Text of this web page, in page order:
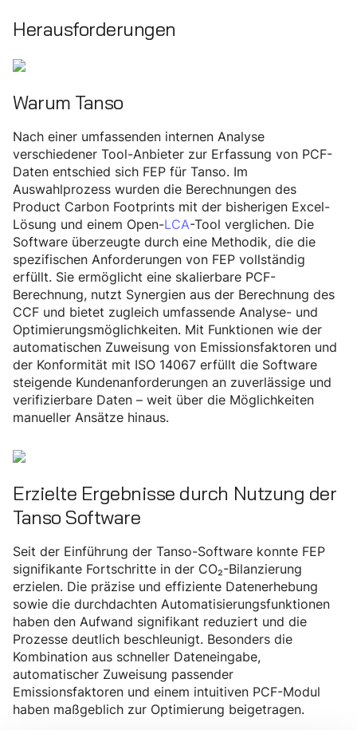
Herausforderungen
Warum Tanso
Nach einer umfassenden internen Analyse
verschiedener Tool-Anbieter zur Erfassung von PCF-
Daten entschied sich FEP für Tanso. Im
Auswahlprozess wurden die Berechnungen des
Product Carbon Footprints mit der bisherigen Excel-
Lösung und einem Open-LCA-Tool verglichen. Die
Software überzeugte durch eine Methodik, die die
spezifischen Anforderungen von FEP vollständig
erfüllt. Sie ermöglicht eine skalierbare PCF-
Berechnung, nutzt Synergien aus der Berechnung des
CCF und bietet zugleich umfassende Analyse- und
Optimierungsmöglichkeiten. Mit Funktionen wie der
automatischen Zuweisung von Emissionsfaktoren und
der Konformität mit ISO 14067 erfüllt die Software
steigende Kundenanforderungen an zuverlässige und
verifizierbare Daten – weit über die Möglichkeiten
manueller Ansätze hinaus.
Erzielte Ergebnisse durch Nutzung der
Tanso Software
Seit der Einführung der Tanso-Software konnte FEP
signifikante Fortschritte in der CO₂-Bilanzierung
erzielen. Die präzise und effiziente Datenerhebung
sowie die durchdachten Automatisierungsfunktionen
haben den Aufwand signifikant reduziert und die
Prozesse deutlich beschleunigt. Besonders die
Kombination aus schneller Dateneingabe,
automatischer Zuweisung passender
Emissionsfaktoren und einem intuitiven PCF-Modul
haben maßgeblich zur Optimierung beigetragen.